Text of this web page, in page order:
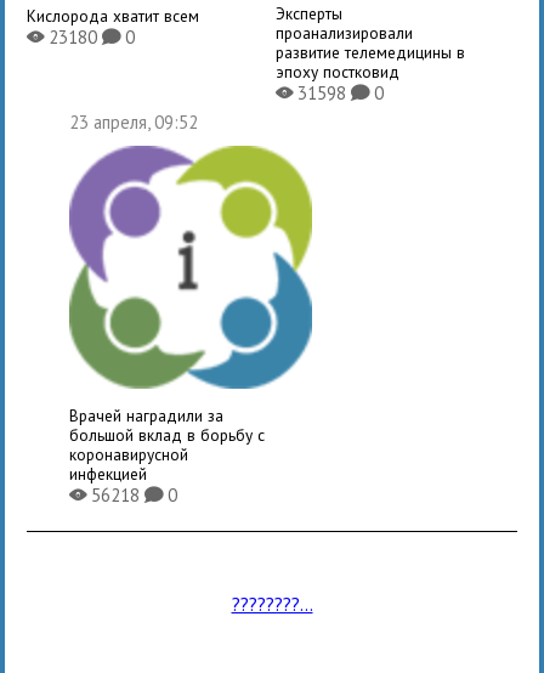
Кислорода хватит всем
X23180K0
Эксперты
проанализировали
развитие телемедицины в
эпоху постковид
X31598 K0
23 апреля, 09:52
Врачей наградили за
большой вклад в борьбу с
коронавирусной
инфекцией
X56218K0
????????...